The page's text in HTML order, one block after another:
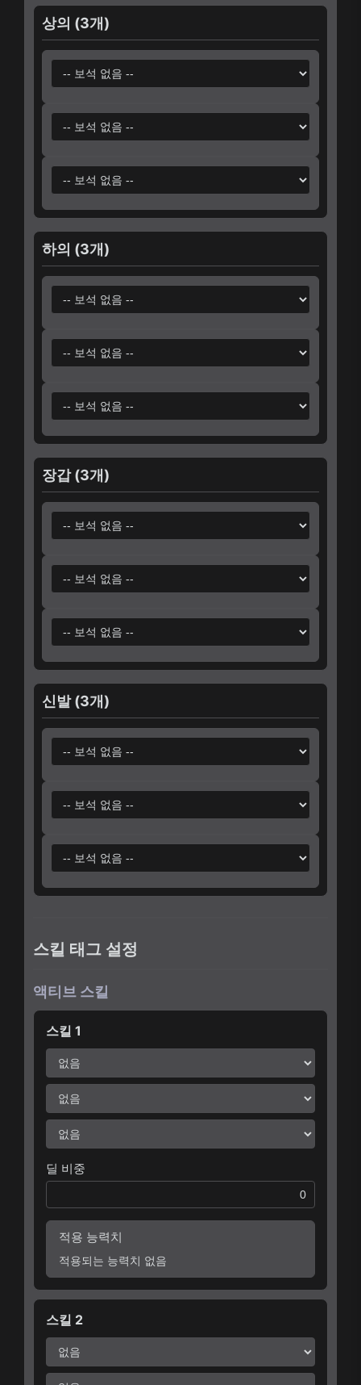
상의 (3개)
하의 (3개)
장갑 (3개)
신발 (3개)
스킬 태그 설정
액티브 스킬
스킬 1
딜 비중
적용 능력치
적용되는 능력치 없음
스킬 2